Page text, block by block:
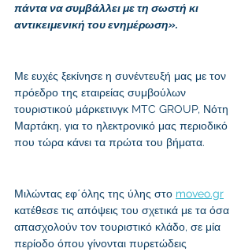
πάντα να συμβάλλει με τη σωστή κι
αντικειμενική του ενημέρωση».
Με ευχές ξεκίνησε η συνέντευξή μας με τον
πρόεδρο της εταιρείας συμβούλων
τουριστικού μάρκετινγκ MTC GROUP, Νότη
Μαρτάκη, για το ηλεκτρονικό μας περιοδικό
που τώρα κάνει τα πρώτα του βήματα.
Μιλώντας εφ΄όλης της ύλης στο moveo.gr
κατέθεσε τις απόψεις του σχετικά με τα όσα
απασχολούν τον τουριστικό κλάδο, σε μία
περίοδο όπου γίνονται πυρετώδεις